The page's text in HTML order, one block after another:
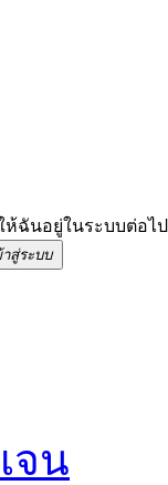
ห้ฉันอยู่ในระบบต่อไป
าสู่ระบบ
จน